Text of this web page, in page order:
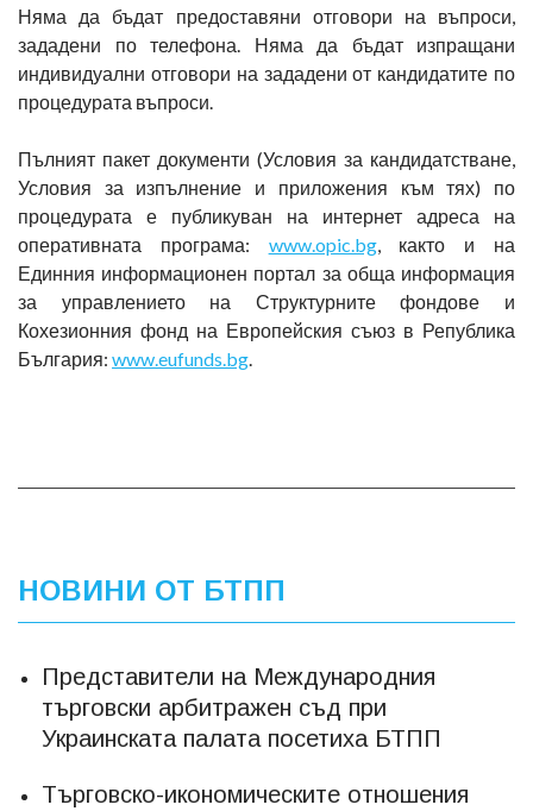
Няма да бъдат предоставяни отговори на въпроси,
зададени по телефона. Няма да бъдат изпращани
индивидуални отговори на зададени от кандидатите по
процедурата въпроси.
Пълният пакет документи (Условия за кандидатстване,
Условия за изпълнение и приложения към тях) по
процедурата е публикуван на интернет адреса на
оперативната програма: www.opic.bg, както и на
Единния информационен портал за обща информация
за управлението на Структурните фондове и
Кохезионния фонд на Европейския съюз в Република
България: www.eufunds.bg.
НОВИНИ ОТ БТПП
Представители на Международния
търговски арбитражен съд при
Украинската палата посетиха БТПП
Търговско-икономическите отношения